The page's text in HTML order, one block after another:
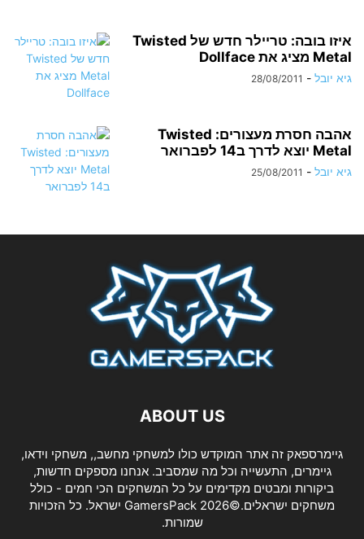
איזו בובה: טריילר חדש של Twisted
Metal מציג את Dollface
גיא יובל -
28/08/2011
אהבה חסרת מעצורים: Twisted
Metal יוצא לדרך ב14 לפברואר
גיא יובל -
25/08/2011
ABOUT US
גיימרספאק זה אתר המוקדש כולו למשחקי מחשב,, משחקי וידאו,
גיימרים, התעשייה וכל מה שמסביב. אנחנו מספקים חדשות,
ביקורות ומבטים מקדימים על כל המשחקים הכי חמים - כולל
משחקים ישראלים.©2026 GamersPack ישראל. כל הזכויות
שמורות.